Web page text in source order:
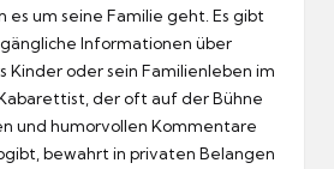
es um seine Familie geht. Es gibt
Informationen über
Kinder oder sein Familienleben im
der oft auf der Bühne
und humorvollen Kommentare
bewahrt in privaten Belangen